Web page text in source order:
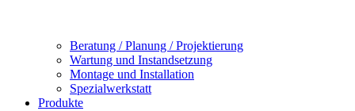
Beratung / Planung / Projektierung
Wartung und Instandsetzung
Montage und Installation
Spezialwerkstatt
Produkte